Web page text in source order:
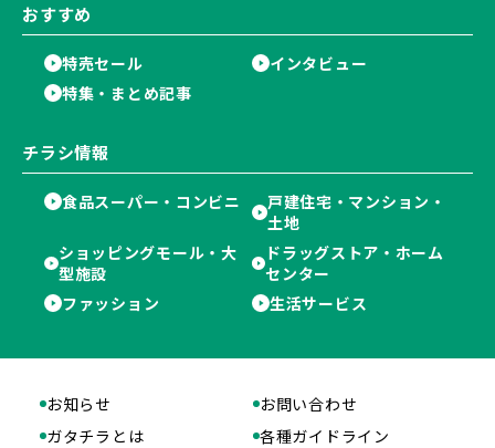
おすすめ
特売セール
インタビュー
特集・まとめ記事
チラシ情報
食品スーパー・コンビニ
戸建住宅・マンション・
土地
ショッピングモール・大
型施設
ドラッグストア・ホーム
センター
ファッション
生活サービス
お知らせ
お問い合わせ
ガタチラとは
各種ガイドライン